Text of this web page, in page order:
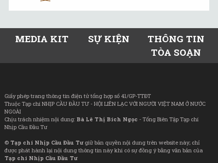
MEDIA KIT SỰ KIỆN
THÔNG TIN
TÒA SOẠN
Giấy phép trang thông tin điện tử tổng hợp số 41/GP-TTĐT
Thuộc Tạp chí NHỊP CẦU ĐẦU TƯ - HỘI LIÊN LẠC VỚI NGƯỜI VIỆT NAM Ở NƯỚC
NGOÀI
Chịu trách nhiệm nội dung: Bà Lê Thị Bích Ngọc - Tổng Biên Tập Tạp chí
Nhịp Cầu Đầu Tư
© Tạp chí Nhịp Cầu Đầu Tưgiữ bản quyền nội dung trên website này; chỉ
được phát hành lại nội dung thông tin này khi có sự đồng ý bằng văn bản của
Tạp chí Nhịp Cầu Đầu Tư